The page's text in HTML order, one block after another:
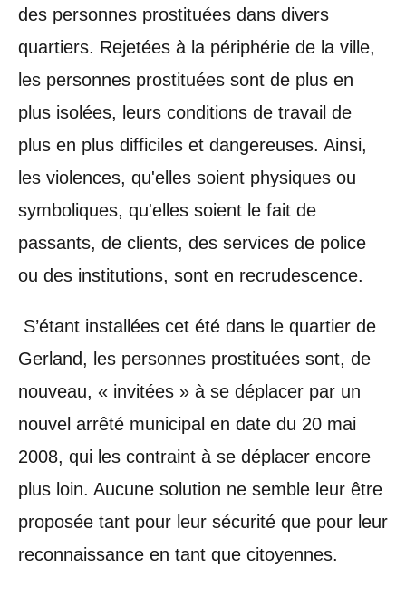
des personnes prostituées dans divers
quartiers. Rejetées à la périphérie de la ville,
les personnes prostituées sont de plus en
plus isolées, leurs conditions de travail de
plus en plus difficiles et dangereuses. Ainsi,
les violences, qu'elles soient physiques ou
symboliques, qu'elles soient le fait de
passants, de clients, des services de police
ou des institutions, sont en recrudescence.
S’étant installées cet été dans le quartier de
Gerland, les personnes prostituées sont, de
nouveau, « invitées » à se déplacer par un
nouvel arrêté municipal en date du 20 mai
2008, qui les contraint à se déplacer encore
plus loin. Aucune solution ne semble leur être
proposée tant pour leur sécurité que pour leur
reconnaissance en tant que citoyennes.